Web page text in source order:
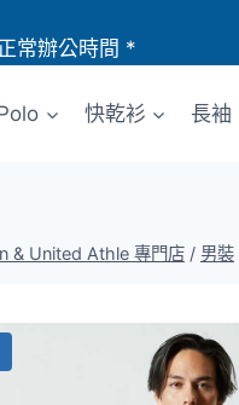
常辦公時間 *
快乾衫 長袖
& United Athle 專門店 / 男裝